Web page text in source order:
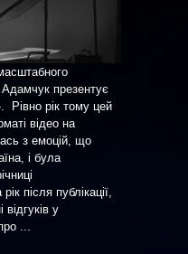
Адамчук презентує
Рівно рік тому цей
відео на
з емоцій, що
і була
після публікації,
відгуків у
...